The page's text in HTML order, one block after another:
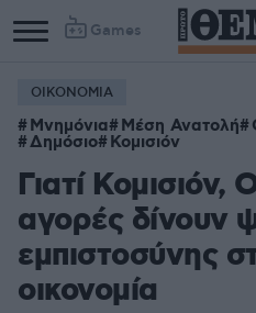
Games
ΟΙΚΟΝΟΜΙΑ
Μνημόνια Μέση Ανατολή
Δημόσιο Κομισιόν
Γιατί
αγορές δίνουν
εμπιστοσύνης
οικονομία